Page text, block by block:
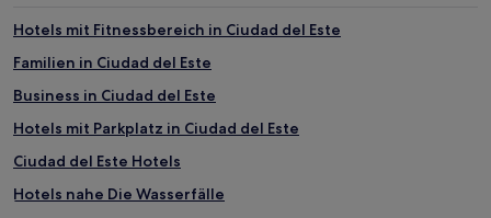
Hotels mit Fitnessbereich in Ciudad del Este
Familien in Ciudad del Este
Business in Ciudad del Este
Hotels mit Parkplatz in Ciudad del Este
Ciudad del Este Hotels
Hotels nahe Die Wasserfälle